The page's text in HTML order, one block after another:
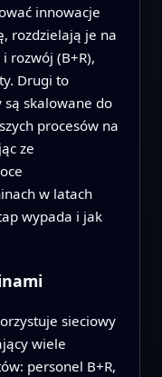
innowacje
rozdzielają je na
rozwój (B+R),
Drugi to
są skalowane do
procesów na
ze
w latach
wypada i jak
sieciowy
wiele
personel B+R,